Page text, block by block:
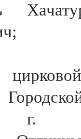
г.